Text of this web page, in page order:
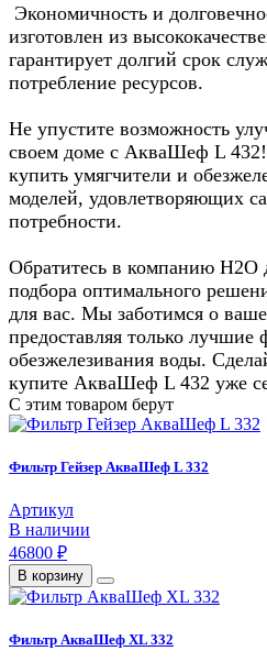
Экономичность и
изготовлен из
гарантирует долгий срок
потребление ресурсов.
Не упустите возможность
своем доме с АкваШеф L
купить умягчители и
моделей, удовлетворяющих
потребности.
Обратитесь в компанию Н2О
подбора оптимального
для вас. Мы заботимся о
предоставляя только лучшие
обезжелезивания воды.
купите АкваШеф L 432 уже
С этим товаром берут
Фильтр Гейзер АкваШеф L 332
Артикул
В наличии
46800 ₽
В корзину
Фильтр АкваШеф XL 332